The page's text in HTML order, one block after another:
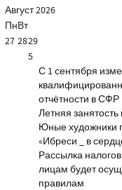
Август2026
ПнВт
27 2829
5
С 1 сентября
отчётности в СФР
Летняя занятость
Юные художники
«Ибреси _ в
Рассылка
лицам будет
правилам